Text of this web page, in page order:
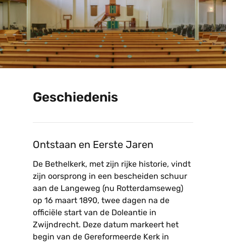
Geschiedenis
Ontstaan en Eerste Jaren
De Bethelkerk, met zijn rijke historie, vindt
zijn oorsprong in een bescheiden schuur
aan de Langeweg (nu Rotterdamseweg)
op 16 maart 1890, twee dagen na de
officiële start van de Doleantie in
Zwijndrecht. Deze datum markeert het
begin van de Gereformeerde Kerk in